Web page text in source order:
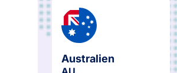
Australien
AU